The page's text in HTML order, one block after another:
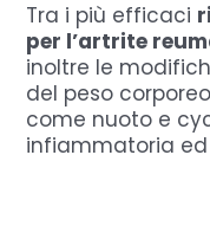
Tra i più efficaci
per l’artrite
inoltre le
del peso
come nuoto e
infiammatoria